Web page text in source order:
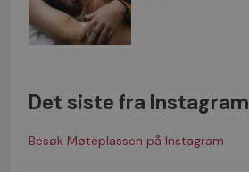
Det siste fra Instagram
Besøk Møteplassen på Instagram